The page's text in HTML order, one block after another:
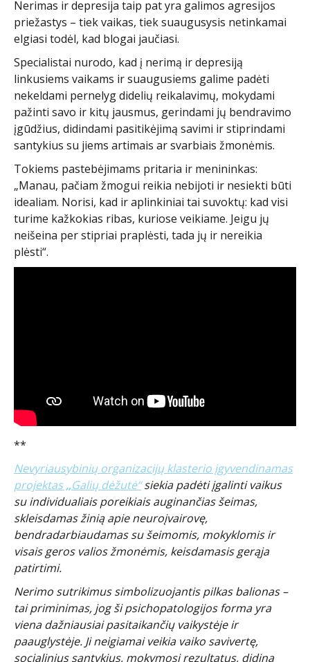
Nerimas ir depresija taip pat yra galimos agresijos
priežastys – tiek vaikas, tiek suaugusysis netinkamai
elgiasi todėl, kad blogai jaučiasi.
Specialistai nurodo, kad į nerimą ir depresiją
linkusiems vaikams ir suaugusiems galime padėti
nekeldami pernelyg didelių reikalavimų, mokydami
pažinti savo ir kitų jausmus, gerindami jų bendravimo
įgūdžius, didindami pasitikėjimą savimi ir stiprindami
santykius su jiems artimais ar svarbiais žmonėmis.
Tokiems pastebėjimams pritaria ir menininkas:
„Manau, pačiam žmogui reikia nebijoti ir nesiekti būti
idealiam. Norisi, kad ir aplinkiniai tai suvoktų: kad visi
turime kažkokias ribas, kuriose veikiame. Jeigu jų
neišeina per stipriai praplėsti, tada jų ir nereikia
plėsti“.
**
Nevyriausybinių organizacijų klasterio įgyvendinamas
projektas„Galių dėžutė“siekia padėti įgalinti vaikus
su individualiais poreikiais auginančias šeimas,
skleisdamas žinią apie neuroįvairovę,
bendradarbiaudamas su šeimomis, mokyklomis ir
visais geros valios žmonėmis, keisdamasis gerąja
patirtimi.
Nerimo sutrikimus simbolizuojantis pilkas balionas –
tai priminimas, jog ši psichopatologijos forma yra
viena dažniausiai pasitaikančių vaikystėje ir
paauglystėje. Ji neigiamai veikia vaiko savivertę,
socialinius santykius, mokymosi rezultatus, didina